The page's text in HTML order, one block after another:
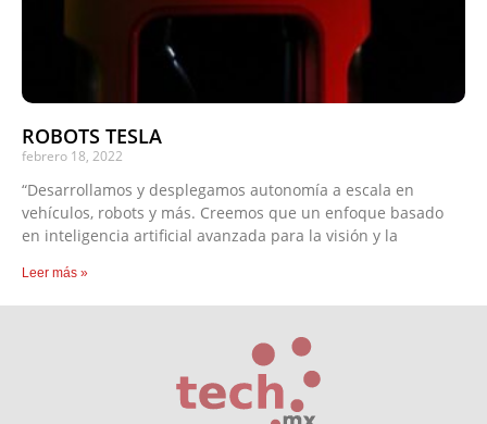
ROBOTS TESLA
febrero 18, 2022
“Desarrollamos y desplegamos autonomía a escala en
vehículos, robots y más. Creemos que un enfoque basado
en inteligencia artificial avanzada para la visión y la
Leer más »